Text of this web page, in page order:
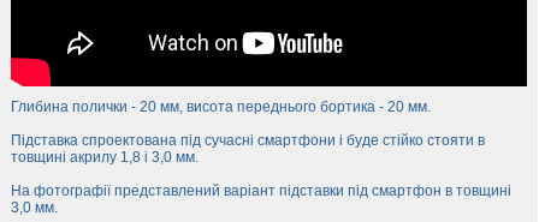
Глибина полички - 20 мм, висота переднього бортика - 20 мм.
Підставка спроектована під сучасні смартфони і буде стійко стояти в
товщині акрилу 1,8 і 3,0 мм.
На фотографії представлений варіант підставки під смартфон в товщині
3,0 мм.